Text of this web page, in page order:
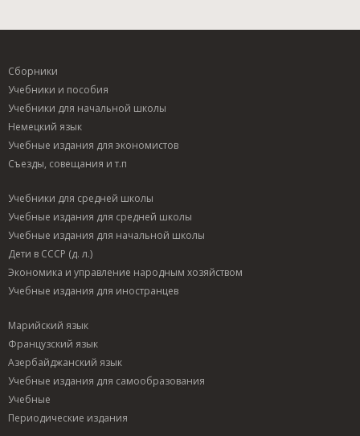
Сборники
Учебники и пособия
Учебники для начальной школы
Немецкий язык
Учебные издания для экономистов
Съезды, совещания и т.п
Учебники для средней школы
Учебные издания для средней школы
Учебные издания для начальной школы
Дети в СССР (д. л.)
Экономика и управление народным хозяйством
Учебные издания для иностранцев
Марийский язык
Французский язык
Азербайджанский язык
Учебные издания для самообразования
Учебные
Периодические издания